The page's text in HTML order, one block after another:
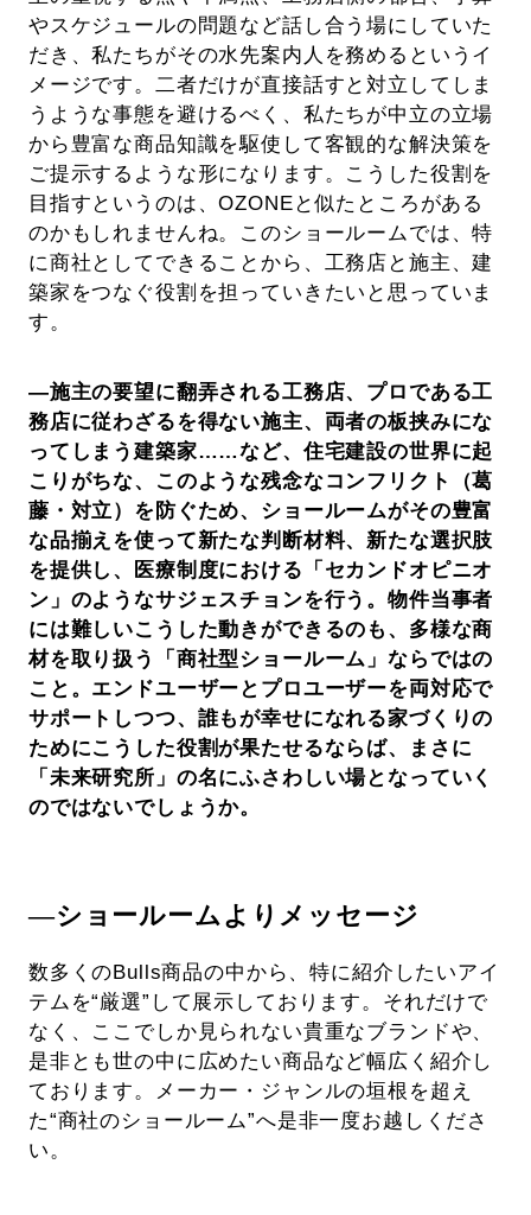
やスケジュールの問題など話し合う場にしていた
だき、私たちがその水先案内人を務めるというイ
メージです。二者だけが直接話すと対立してしま
うような事態を避けるべく、私たちが中立の立場
から豊富な商品知識を駆使して客観的な解決策を
ご提示するような形になります。こうした役割を
目指すというのは、OZONEと似たところがある
のかもしれませんね。このショールームでは、特
に商社としてできることから、工務店と施主、建
築家をつなぐ役割を担っていきたいと思っていま
す。
―施主の要望に翻弄される工務店、プロである工
務店に従わざるを得ない施主、両者の板挟みにな
ってしまう建築家……など、住宅建設の世界に起
こりがちな、このような残念なコンフリクト（葛
藤・対立）を防ぐため、ショールームがその豊富
な品揃えを使って新たな判断材料、新たな選択肢
を提供し、医療制度における「セカンドオピニオ
ン」のようなサジェスチョンを行う。物件当事者
には難しいこうした動きができるのも、多様な商
材を取り扱う「商社型ショールーム」ならではの
こと。エンドユーザーとプロユーザーを両対応で
サポートしつつ、誰もが幸せになれる家づくりの
ためにこうした役割が果たせるならば、まさに
「未来研究所」の名にふさわしい場となっていく
のではないでしょうか。
―ショールームよりメッセージ
数多くのBulls商品の中から、特に紹介したいアイ
テムを“厳選”して展示しております。それだけで
なく、ここでしか見られない貴重なブランドや、
是非とも世の中に広めたい商品など幅広く紹介し
ております。メーカー・ジャンルの垣根を超え
た“商社のショールーム”へ是非一度お越しくださ
い。